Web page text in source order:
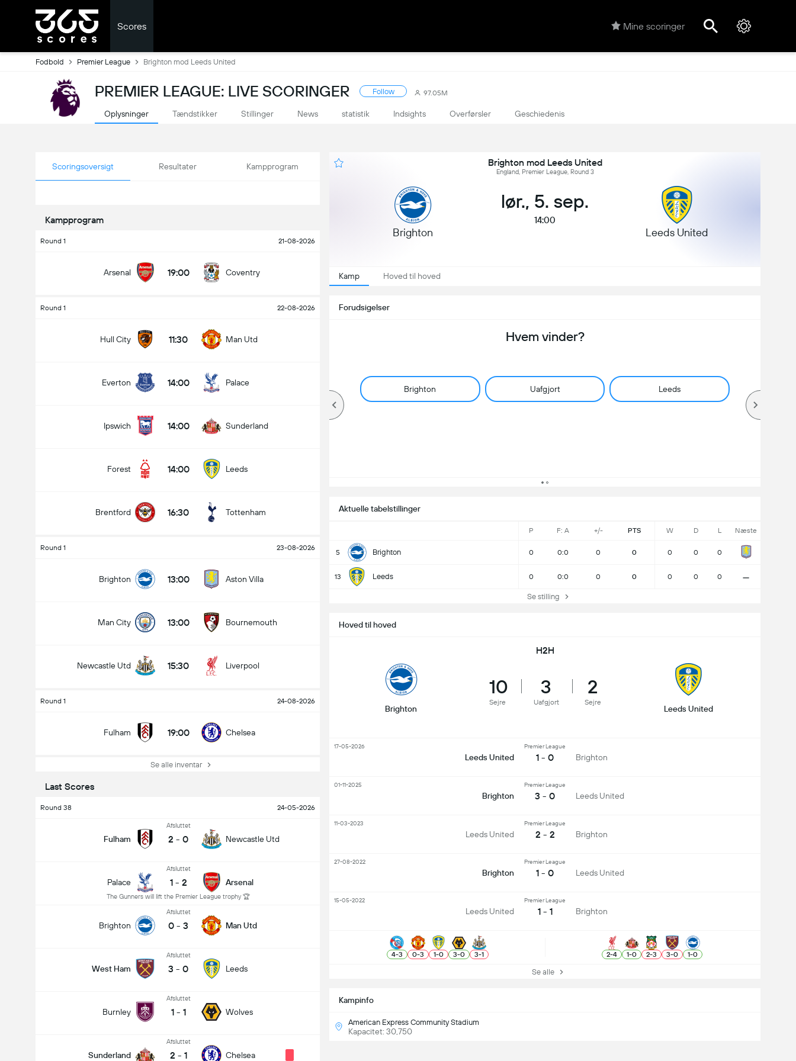
Scores Mine scoringer
Fodbold Premier League Brighton mod Leeds United
PREMIER LEAGUE: LIVE SCORINGER Follow 97.05M
Oplysninger Tændstikker Stillinger News statistik Indsights Overførsler Geschiedenis
Scoringsoversigt Resultater Kampprogram
Kampprogram
Round 1 21-08-2026
Arsenal 19:00 Coventry
Round 1 22-08-2026
Hull City 11:30 Man Utd
Everton 14:00 Palace
Ipswich 14:00 Sunderland
Forest 14:00 Leeds
Brentford 16:30 Tottenham
Round 1 23-08-2026
Brighton 13:00 Aston Villa
Man City 13:00 Bournemouth
Newcastle Utd 15:30 Liverpool
Round 1 24-08-2026
Fulham 19:00 Chelsea
Se alle inventar
Last Scores
Round 38 24-05-2026
Fulham
Afsluttet
2 - 0 Newcastle Utd
Palace
Afsluttet
1 - 2
The Gunners will lift the Premier League trophy 🏆
Arsenal
Brighton
Afsluttet
0 - 3 Man Utd
West Ham
Afsluttet
3 - 0 Leeds
Burnley
Afsluttet
1 - 1 Wolves
Sunderland
Afsluttet
2 - 1 Chelsea
Brighton mod Leeds United
England, Premier League, Round 3
Brighton
lør., 5. sep.
14:00
Leeds United
Kamp Hoved til hoved
Forudsigelser
Hvem vinder?
Brighton Uafgjort Leeds
Antal Mål i Kampen (2.5)
Over
Aktuelle tabelstillinger
P F: A +/- PTS W D L Næste
5 Brighton 0 0:0 0 0 0 0 0
13 Leeds 0 0:0 0 0 0 0 0 -
Se stilling
Kampinfo
American Express Community Stadium
Kapacitet: 30,750
Hoved til hoved
H2H
Brighton
10
Sejre
3
Uafgjort
2
Sejre
Leeds United
Leeds United
Premier League
1 - 0 Brighton
17-05-2026
Brighton
Premier League
3 - 0 Leeds United
01-11-2025
Leeds United
Premier League
2 - 2 Brighton
11-03-2023
Brighton
Premier League
1 - 0 Leeds United
27-08-2022
Leeds United
Premier League
1 - 1 Brighton
15-05-2022
4-3 0-3 1-0 3-0 3-1 2-4 1-0 2-3 3-0 1-0
Se alle